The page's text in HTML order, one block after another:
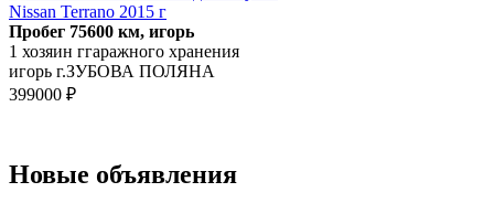
Nissan Terrano 2015 г
Пробег 75600 км, игорь
1 хозяин ггаражного хранения
игорь г.ЗУБОВА ПОЛЯНА
399000 ₽
Новые объявления